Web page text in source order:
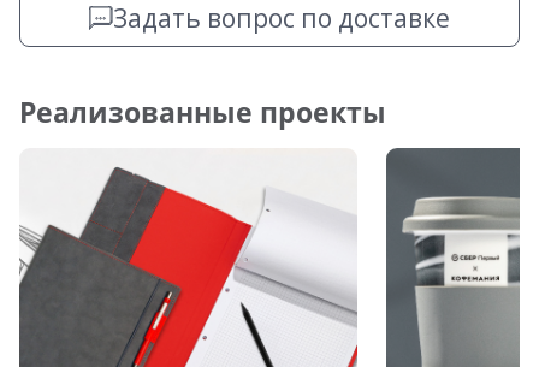
Задать вопрос по доставке
Реализованные проекты